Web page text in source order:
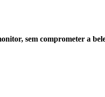
sem comprometer a